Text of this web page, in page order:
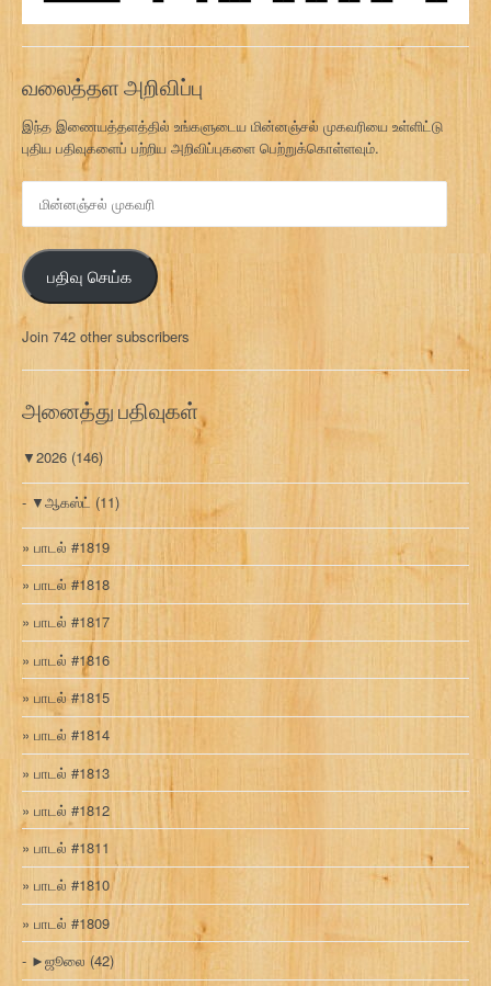
வலைத்தள அறிவிப்பு
இந்த இணையத்தளத்தில் உங்களுடைய மின்னஞ்சல் முகவரியை உள்ளிட்டு
புதிய பதிவுகளைப் பற்றிய அறிவிப்புகளை பெற்றுக்கொள்ளவும்.
ன
ஞ்
ச
ல்
மு
க
வ
பதிவு செய்க
Join 742 other subscribers
அனைத்து பதிவுகள்
▼2026 (146)
▼ஆகஸ்ட் (11)
பாடல் #1819
பாடல் #1818
பாடல் #1817
பாடல் #1816
பாடல் #1815
பாடல் #1814
பாடல் #1813
பாடல் #1812
பாடல் #1811
பாடல் #1810
பாடல் #1809
►ஜூலை (42)